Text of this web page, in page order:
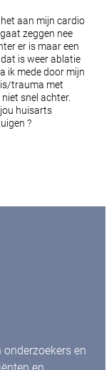
aan mijn cardio
zeggen nee
er is maar een
is weer ablatie
ik mede door mijn
trauma met
snel achter.
jou huisarts
?
en